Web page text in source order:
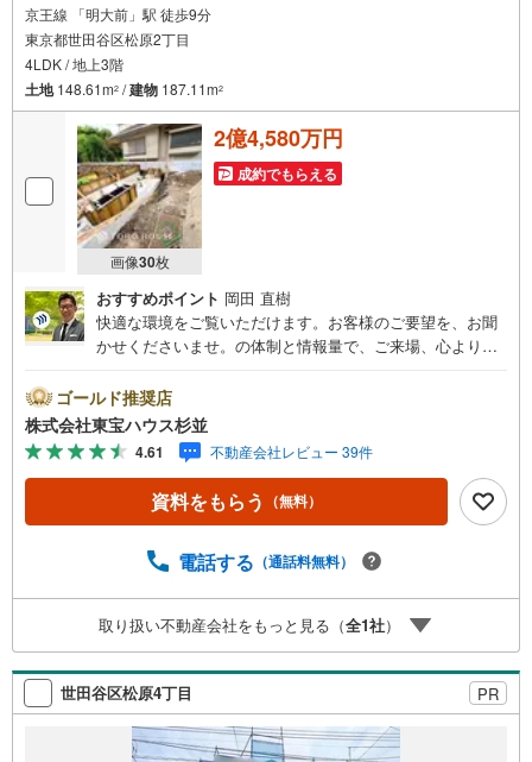
京王線 「明大前」駅 徒歩9分
東京都世田谷区松原2丁目
4LDK / 地上3階
土地148.61m2 /建物 187.11m2
画像30枚
2億4,580万円
成約でもらえる
おすすめポイント 岡田 直樹
快適な環境をご覧いただけます。お客様のご要望を、お聞
かせくださいませ。の体制と情報量で、ご来場、心よりお
「未来カレンダー」のご提案。・ 未来に起こるであろうご
自宅リフォームをオンライン上でご提案「ミラカレクラ
ブ」。・ 不動産売却時、ご自宅を綺麗にかつ瀟洒にさせる
CG加工ホームステイジングサービス。・ 購入者様へ、税
理士による確定申告の無料セミナーをご招待いたします。
◆ご予約に際して◆日時のご希望をお伝えください。（も
（居住中物件）の手配が必要な場合がございますのでご容
案内が可能となりますのでお手数ですがご一報ください。
◆物件のご案内は◆弊社へのご来社、お客様宅へのお迎
え・最寄駅での待ち合わせ、物件周辺のコンビニ等でお待
ち合わせなど、ご希望をお伝えください。ご希望条件をお
伝え頂けましたら、ご見学希望物件以外の資料も用意して
参ります。もちろん他の物件も併せてご案内させていただ
きます。
ゴールド推奨店
株式会社東宝ハウス杉並
4.61 不動産会社レビュー 39件
資料をもらう （無料）
電話する （通話料無料）
取り扱い不動産会社をもっと見る（全1社）
世田谷区松原4丁目 PR